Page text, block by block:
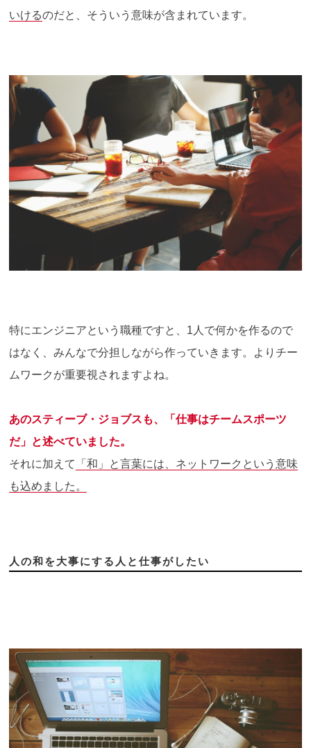
いけるのだと、そういう意味が含まれています。
特にエンジニアという職種ですと、1人で何かを作るので
はなく、みんなで分担しながら作っていきます。よりチー
ムワークが重要視されますよね。
あのスティーブ・ジョブスも、「仕事はチームスポーツ
だ」と述べていました。
それに加えて
「和」と言葉には、ネットワークという意味
も込めました。
人の和を大事にする人と仕事がしたい